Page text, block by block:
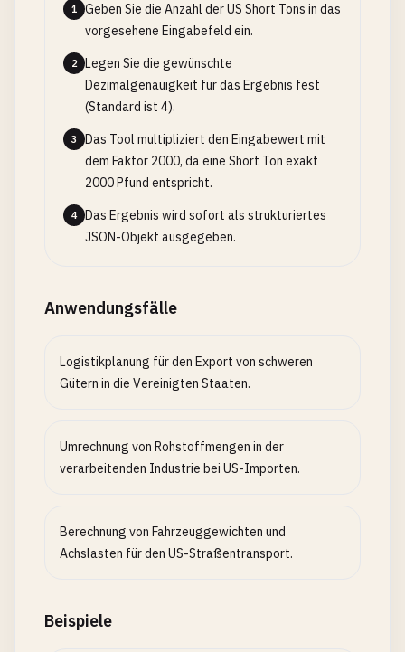
1
Geben Sie die Anzahl der US Short Tons in das
vorgesehene Eingabefeld ein.
2
Legen Sie die gewünschte
Dezimalgenauigkeit für das Ergebnis fest
(Standard ist 4).
3
Das Tool multipliziert den Eingabewert mit
dem Faktor 2000, da eine Short Ton exakt
2000 Pfund entspricht.
4
Das Ergebnis wird sofort als strukturiertes
JSON-Objekt ausgegeben.
Anwendungsfälle
Logistikplanung für den Export von schweren
Gütern in die Vereinigten Staaten.
Umrechnung von Rohstoffmengen in der
verarbeitenden Industrie bei US-Importen.
Berechnung von Fahrzeuggewichten und
Achslasten für den US-Straßentransport.
Beispiele